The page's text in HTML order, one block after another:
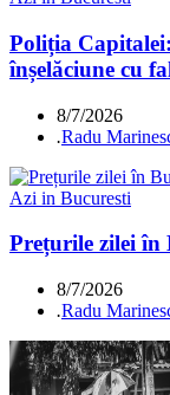
Poliția
înșelăciune cu
8/7/2026
.Radu
Azi in Bucuresti
Prețurile zilei în
8/7/2026
.Radu